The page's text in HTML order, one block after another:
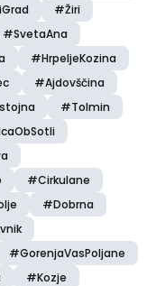
#Žiri
#SvetaAna
#HrpeljeKozina
#Ajdovščina
#Tolmin
#Cirkulane
#Dobrna
#GorenjaVasPoljane
#Kozje